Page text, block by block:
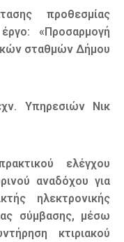
προθεσμίας
«Προσαρμογή
σταθμών Δήμου
Υπηρεσιών Νικ
ελέγχου
αναδόχου για
ηλεκτρονικής
σύμβασης, μέσω
κτιριακού